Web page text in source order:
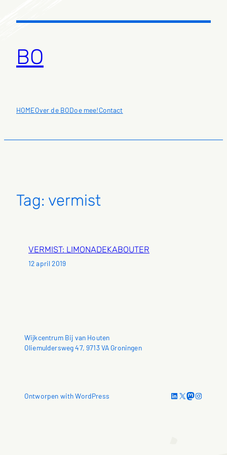
naar
BO
HOMEOver de BODoe mee!Contact
Tag: vermist
VERMIST: LIMONADEKABOUTER
12 april 2019
Wijkcentrum Bij van Houten
Oliemuldersweg 47, 9713 VA Groningen
Ontworpen with WordPress LinkedIn X Mastodon Instagram